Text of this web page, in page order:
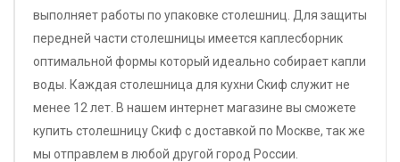
выполняет работы по упаковке столешниц. Для защиты
передней части столешницы имеется каплесборник
оптимальной формы который идеально собирает капли
воды. Каждая столешница для кухни Скиф служит не
менее 12 лет. В нашем интернет магазине вы сможете
купить столешницу Скиф с доставкой по Москве, так же
мы отправлем в любой другой город России.